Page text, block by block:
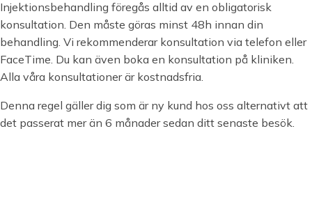
Injektionsbehandling föregås alltid av en obligatorisk
konsultation. Den måste göras minst 48h innan din
behandling. Vi rekommenderar konsultation via telefon eller
FaceTime. Du kan även boka en konsultation på kliniken.
Alla våra konsultationer är kostnadsfria.
Denna regel gäller dig som är ny kund hos oss alternativt att
det passerat mer än 6 månader sedan ditt senaste besök.